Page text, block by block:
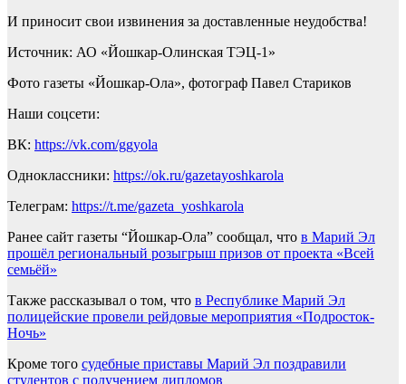
И приносит свои извинения за доставленные неудобства!
Источник: АО «Йошкар-Олинская ТЭЦ-1»
Фото газеты «Йошкар-Ола», фотограф Павел Стариков
Наши соцсети:
ВК: https://vk.com/ggyola
Одноклассники: https://ok.ru/gazetayoshkarola
Телеграм: https://t.me/gazeta_yoshkarola
Ранее сайт газеты “Йошкар-Ола” сообщал, что в Марий Эл
прошёл региональный розыгрыш призов от проекта «Всей
семьёй»
Также рассказывал о том, что в Республике Марий Эл
полицейские провели рейдовые мероприятия «Подросток-
Ночь»
Кроме того судебные приставы Марий Эл поздравили
студентов с получением дипломов